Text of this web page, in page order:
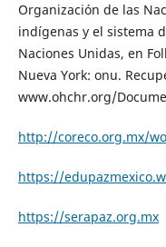
Organización de las
indígenas y el sistema
Naciones Unidas, en
Nueva York: onu.
www.ohchr.org/
http://coreco.org.mx/
https://
https://serapaz.org.mx